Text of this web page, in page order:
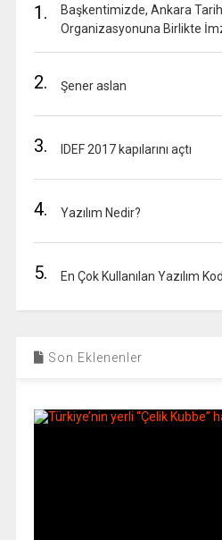
1.
Başkentimizde, Ankara
Organizasyonuna Birlikte
2. Şener aslan
3. IDEF 2017 kapılarını açtı
4. Yazılım Nedir?
5. En Çok Kullanılan Yazılım
Son Eklenenler